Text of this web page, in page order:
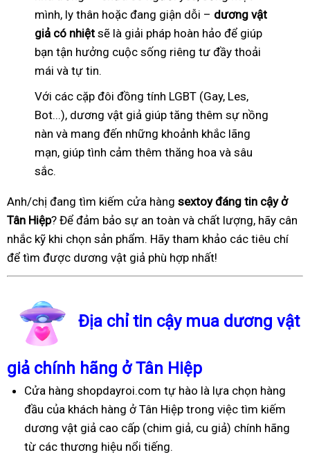
mình, ly thân hoặc đang giận dỗi – dương vật
giả có nhiệt sẽ là giải pháp hoàn hảo để giúp
bạn tận hưởng cuộc sống riêng tư đầy thoải
mái và tự tin.
Với các cặp đôi đồng tính LGBT (Gay, Les,
Bot...), dương vật giả giúp tăng thêm sự nồng
nàn và mang đến những khoảnh khắc lãng
mạn, giúp tình cảm thêm thăng hoa và sâu
sắc.
Anh/chị đang tìm kiếm cửa hàng sextoy đáng tin cậy ở
Tân Hiệp? Để đảm bảo sự an toàn và chất lượng, hãy cân
nhắc kỹ khi chọn sản phẩm. Hãy tham khảo các tiêu chí
để tìm được dương vật giả phù hợp nhất!
Địa chỉ tin cậy mua dương vật
giả chính hãng ở Tân Hiệp
Cửa hàng shopdayroi.com tự hào là lựa chọn hàng
đầu của khách hàng ở Tân Hiệp trong việc tìm kiếm
dương vật giả cao cấp (chim giả, cu giả) chính hãng
từ các thương hiệu nổi tiếng.